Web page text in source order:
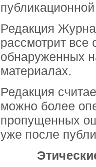
публикационной
Редакция
рассмотрит
обнаруженных
материалах.
Редакция
можно более
пропущенных
уже после